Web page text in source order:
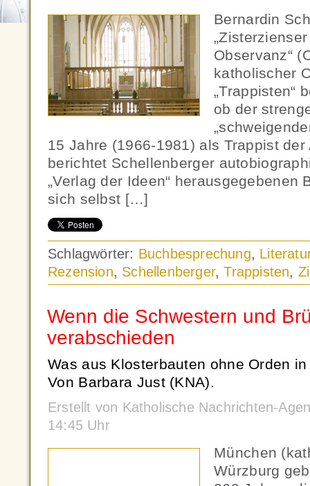
Bernardin
Observanz“
katholischer
„Trappisten“
ob der
15 Jahre (1966-1981) als Trappist
berichtet Schellenberger
„Verlag der Ideen“ herausgegebenen
sich selbst […]
Schlagwörter: Buchbesprechung,
Rezension, Schellenberger,Trappisten,
Wenn die Schwestern und
verabschieden
Was aus Klosterbauten ohne Orden
Von Barbara Just (KNA).
Erstellt von Katholische Nachrichten-
14:45 Uhr
München
Würzburg